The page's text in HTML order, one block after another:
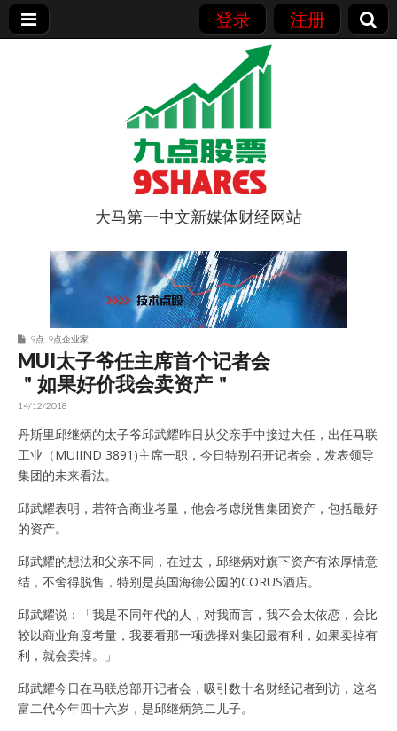
登录 注册
9点股票
大马第一中文新媒体财经网站
9点 9点企业家
MUI太子爷任主席首个记者会
＂如果好价我会卖资产＂
14/12/2018
丹斯里邱继炳的太子爷邱武耀昨日从父亲手中接过大任，出任马联
工业（MUIIND 3891)主席一职，今日特别召开记者会，发表领导
集团的未来看法。
邱武耀表明，若符合商业考量，他会考虑脱售集团资产，包括最好
的资产。
邱武耀的想法和父亲不同，在过去，邱继炳对旗下资产有浓厚情意
结，不舍得脱售，特别是英国海德公园的CORUS酒店。
邱武耀说：「我是不同年代的人，对我而言，我不会太依恋，会比
较以商业角度考量，我要看那一项选择对集团最有利，如果卖掉有
利，就会卖掉。」
邱武耀今日在马联总部开记者会，吸引数十名财经记者到访，这名
富二代今年四十六岁，是邱继炳第二儿子。